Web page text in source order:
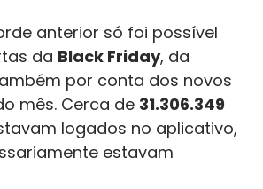
anterior só foi possível
da Black Friday, da
por conta dos novos
mês. Cerca de 31.306.349
logados no aplicativo,
estavam